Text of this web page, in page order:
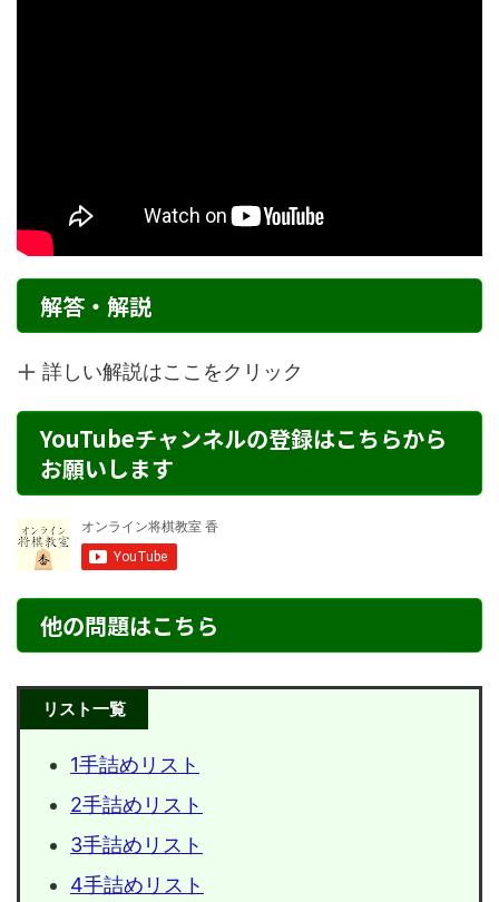
解答・解説
詳しい解説はここをクリック
YouTubeチャンネルの登録はこちらから
お願いします
他の問題はこちら
リスト一覧
1手詰めリスト
2手詰めリスト
3手詰めリスト
4手詰めリスト